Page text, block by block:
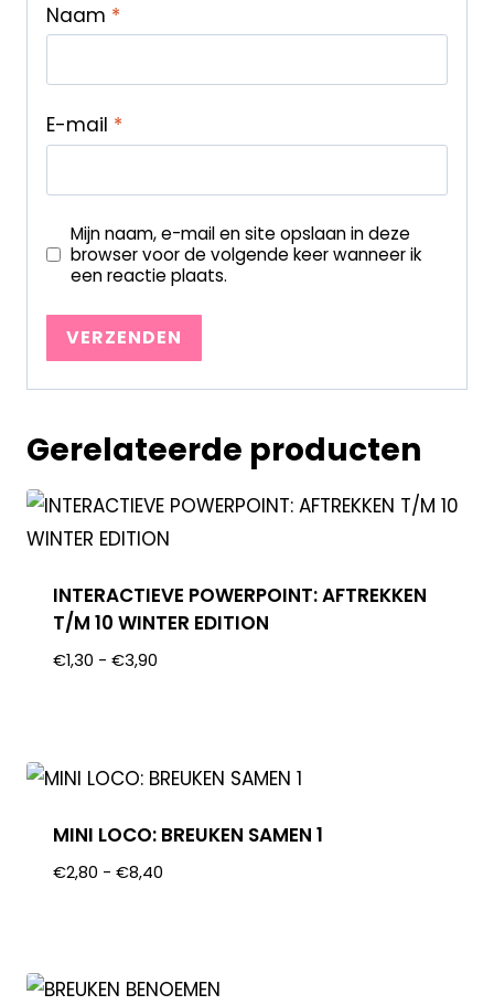
Naam *
E-mail *
Mijn naam, e-mail en site opslaan in deze
browser voor de volgende keer wanneer ik
een reactie plaats.
Gerelateerde producten
INTERACTIEVE POWERPOINT: AFTREKKEN
T/M 10 WINTER EDITION
€1,30 - €3,90
MINI LOCO: BREUKEN SAMEN 1
€2,80 - €8,40